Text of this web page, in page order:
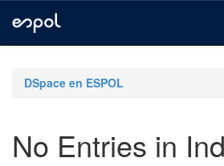
navigationDSpace en ESPOL
No Entries in